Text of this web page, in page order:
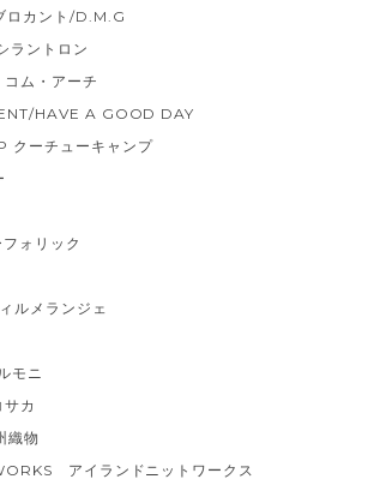
カント/D.M.G
ントロン
ム・アーチ
HAVE A GOOD DAY
クーチューキャンプ
ォリック
メランジェ
モニ
カ
織物
アイランドニットワークス